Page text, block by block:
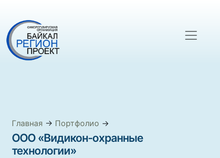
Главная → Портфолио →
ООО «Видикон-охранные
технологии»